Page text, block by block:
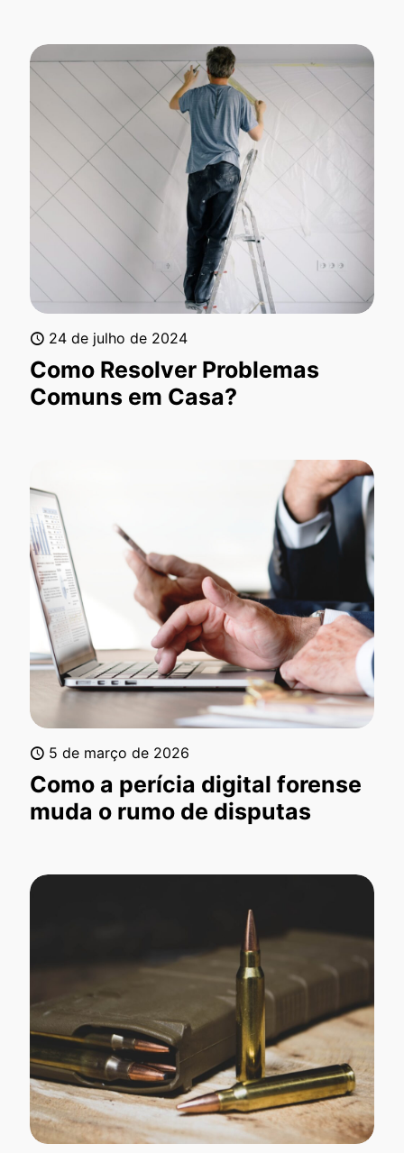
24 de julho de 2024
Como Resolver Problemas
Comuns em Casa?
5 de março de 2026
Como a perícia digital forense
muda o rumo de disputas